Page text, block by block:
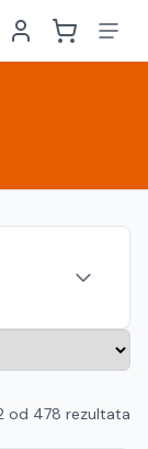
od 478 rezultata